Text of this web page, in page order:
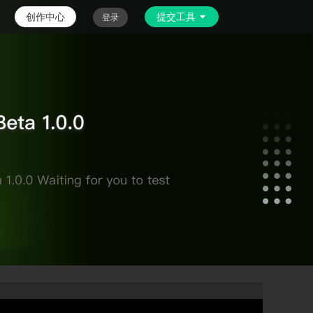
创作中心 登录 提交工具